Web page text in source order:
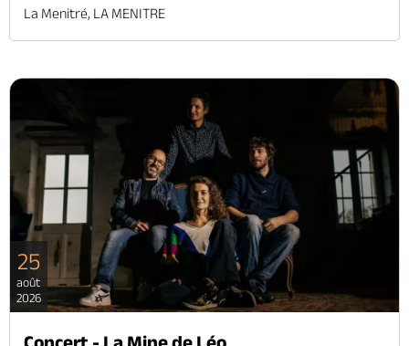
La Menitré, LA MENITRE
25
août
2026
Concert - La Mine de Léo